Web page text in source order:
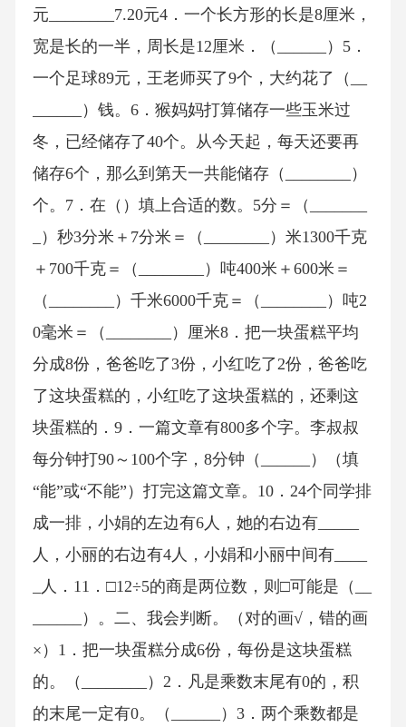
元________7.20元4．一个长方形的长是8厘米，
宽是长的一半，周长是12厘米．（______）5．
一个足球89元，王老师买了9个，大约花了（__
______）钱。6．猴妈妈打算储存一些玉米过
冬，已经储存了40个。从今天起，每天还要再
储存6个，那么到第天一共能储存（________）
个。7．在（）填上合适的数。5分＝（_______
_）秒3分米＋7分米＝（________）米1300千克
＋700千克＝（________）吨400米＋600米＝
（________）千米6000千克＝（________）吨2
0毫米＝（________）厘米8．把一块蛋糕平均
分成8份，爸爸吃了3份，小红吃了2份，爸爸吃
了这块蛋糕的，小红吃了这块蛋糕的，还剩这
块蛋糕的．9．一篇文章有800多个字。李叔叔
每分钟打90～100个字，8分钟（______）（填
“能”或“不能”）打完这篇文章。10．24个同学排
成一排，小娟的左边有6人，她的右边有_____
人，小丽的右边有4人，小娟和小丽中间有____
_人．11．□12÷5的商是两位数，则□可能是（__
______）。二、我会判断。（对的画√，错的画
×）1．把一块蛋糕分成6份，每份是这块蛋糕
的。（________）2．凡是乘数末尾有0的，积
的末尾一定有0。（______）3．两个乘数都是